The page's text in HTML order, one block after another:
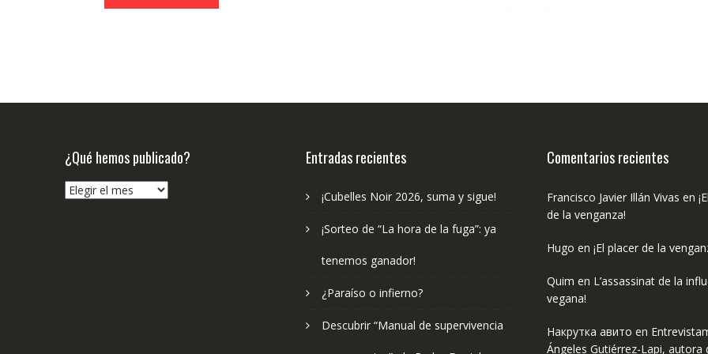
¿Qué hemos publicado?
¿Qué
Entradas recientes
¡Cubelles Noir 2026, suma y sigue!
¡Sorteo de “La hora de la fuga”: ya
tenemos ganador!
¿Paraíso o infierno?
Descubrir “Manual de supervivencia
Comentarios recientes
Francisco Javier Illán Vivas en
de la venganza!
Hugo en ¡El placer de la
Quim en L’assassinat de la
vegana!
Накрутка авито en
Ángeles Gutiérrez-Lapi, autora